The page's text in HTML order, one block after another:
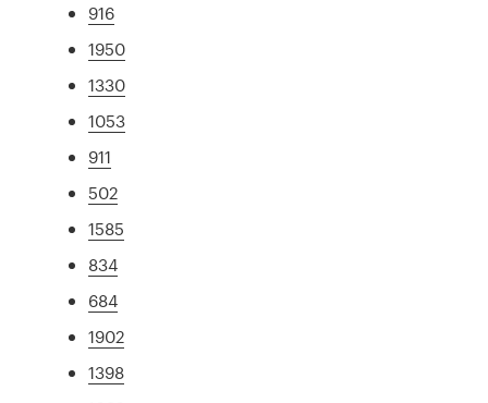
916
1950
1330
1053
911
502
1585
834
684
1902
1398